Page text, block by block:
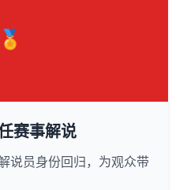
🏅
赛事解说
说员身份回归，为观众带